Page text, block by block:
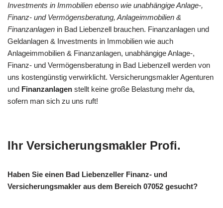
Investments in Immobilien ebenso wie unabhängige Anlage-,
Finanz- und Vermögensberatung, Anlageimmobilien &
Finanzanlagen in Bad Liebenzell brauchen. Finanzanlagen und
Geldanlagen & Investments in Immobilien wie auch
Anlageimmobilien & Finanzanlagen, unabhängige Anlage-,
Finanz- und Vermögensberatung in Bad Liebenzell werden von
uns kostengünstig verwirklicht. Versicherungsmakler Agenturen
und Finanzanlagen stellt keine große Belastung mehr da,
sofern man sich zu uns ruft!
Ihr Versicherungsmakler Profi.
Haben Sie einen Bad Liebenzeller Finanz- und
Versicherungsmakler aus dem Bereich 07052 gesucht?